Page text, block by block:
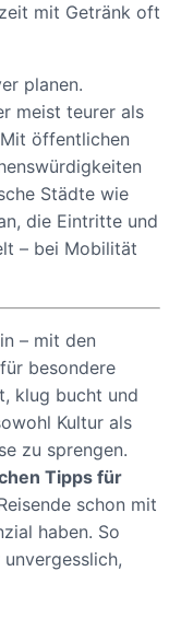
mit Getränk oft
planen.
meist teurer als
öffentlichen
Städte wie
die Eintritte und
– bei Mobilität
– mit den
besondere
klug bucht und
Kultur als
zu sprengen.
Tipps für
schon mit
haben. So